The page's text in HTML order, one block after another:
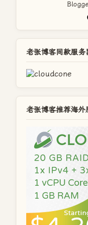
老张博客同款服务
老张博客推荐海外